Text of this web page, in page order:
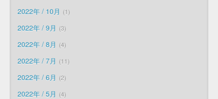
2022年 / 10月 1
2022年 / 9月 3
2022年 / 8月 4
2022年 / 7月 11
2022年 / 6月 2
2022年 / 5月 4